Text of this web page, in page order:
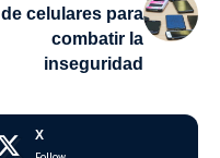
de celulares para
combatir la
inseguridad
X